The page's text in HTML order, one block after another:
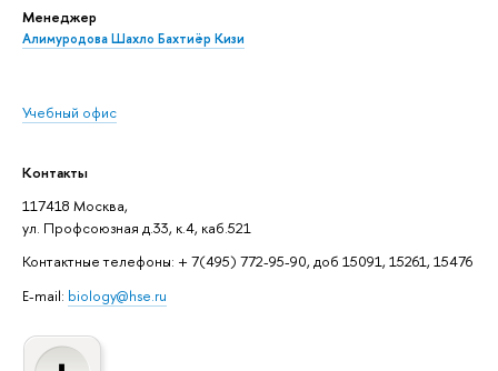
Менеджер
Алимуродова Шахло Бахтиёр Кизи
Учебный офис
Контакты
117418 Москва,
ул. Профсоюзная д.33, к.4, каб.521
Контактные телефоны: + 7(495) 772-95-90, доб 15091, 15261, 15476
E-mail: biology@hse.ru